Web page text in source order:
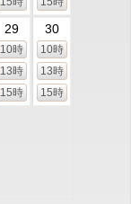
29
10時
13時
15時
30
10時
13時
15時